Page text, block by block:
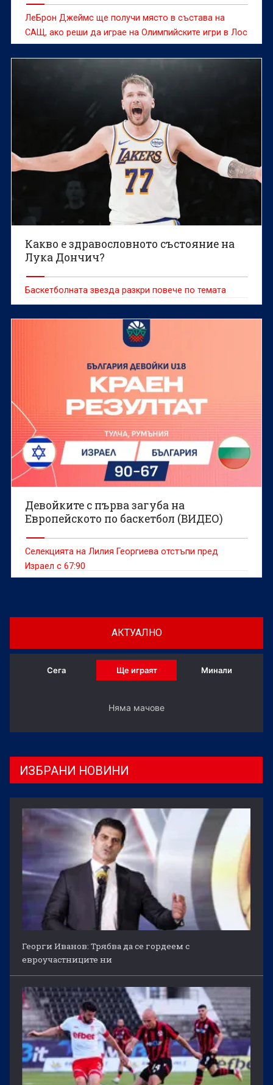
ЛеБрон Джеймс ще получи място в състава на
САЩ, ако реши да играе на Олимпийските игри в Лос
Анджелис
Какво е здравословното състояние на
Лука Дончич?
Баскетболната звезда разкри повече по темата
Девойките с първа загуба на
Европейското по баскетбол (ВИДЕО)
Селекцията на Лилия Георгиева отстъпи пред
Израел с 67:90
АКТУАЛНО
Сега Ще играят Минали
Няма мачове
ИЗБРАНИ НОВИНИ
Георги Иванов: Трябва да се гордеем с
евроучастниците ни